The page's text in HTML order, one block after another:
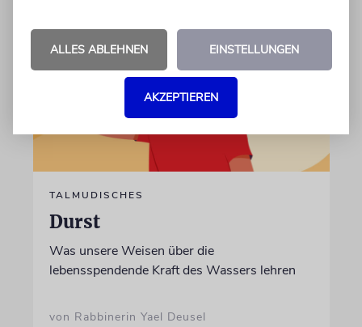
TALMUDISCHES
Durst
Was unsere Weisen über die
lebensspendende Kraft des Wassers lehren
von Rabbinerin Yael Deusel
ALLES ABLEHNEN EINSTELLUNGEN
AKZEPTIEREN